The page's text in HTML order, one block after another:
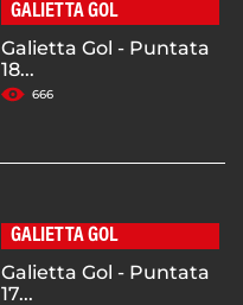
GALIETTA GOL
Galietta Gol - Puntata
18...
666
GALIETTA GOL
Galietta Gol - Puntata
17...